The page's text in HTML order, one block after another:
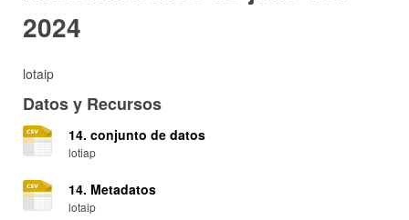
2024
lotaip
Datos y Recursos
14. conjunto de datos
lotiap
14. Metadatos
lotaip